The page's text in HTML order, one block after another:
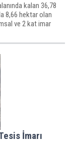
kalan 36,78
8,66 hektar olan
ve 2 kat imar
İmarı